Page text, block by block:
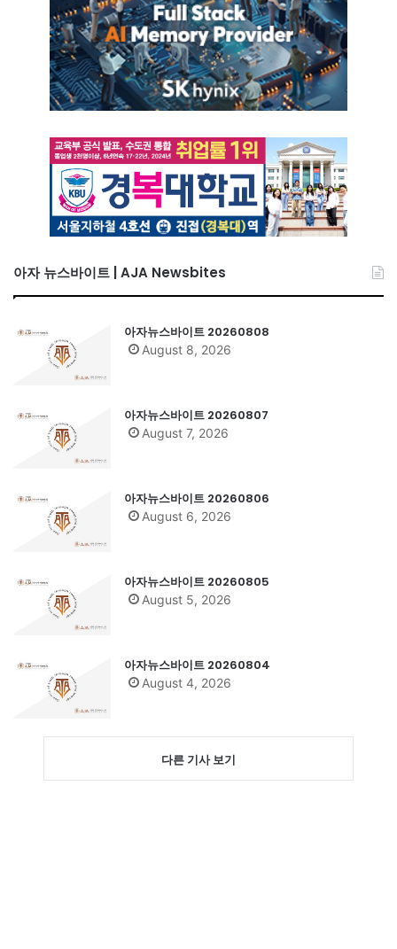
아자 뉴스바이트 | AJA Newsbites
아자뉴스바이트 20260808
August 8, 2026
아자뉴스바이트 20260807
August 7, 2026
아자뉴스바이트 20260806
August 6, 2026
아자뉴스바이트 20260805
August 5, 2026
아자뉴스바이트 20260804
August 4, 2026
다른 기사 보기